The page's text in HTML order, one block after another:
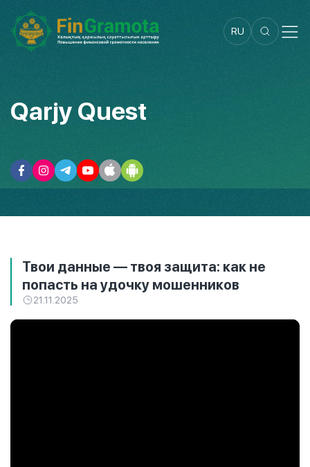
RU
Qarjy Quest
Твои данные — твоя защита: как не
попасть на удочку мошенников
21.11.2025